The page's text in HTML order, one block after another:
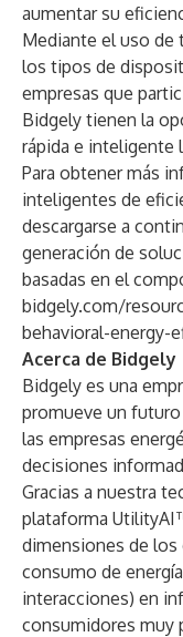
aumentar su
Mediante el uso de
los tipos de
empresas que
Bidgely tienen la
rápida e inteligente
Para obtener más
inteligentes de
descargarse a
generación de
basadas en el
bidgely.com/
behavioral-energy-
Acerca de Bidgely
Bidgely es una
promueve un
las empresas
decisiones
Gracias a nuestra
plataforma
dimensiones de
consumo de
interacciones) en
consumidores muy